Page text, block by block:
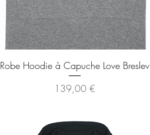
Aperçu rapide
Robe Hoodie à Capuche Love Breslev
Prix
139,00 €